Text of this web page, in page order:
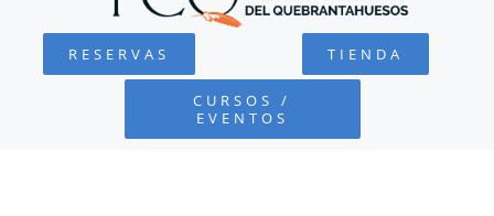
FUNDACIÓN
RESERVAS TIENDA
CURSOS /
EVENTOS